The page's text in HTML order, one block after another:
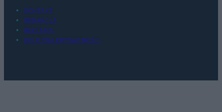
KONTAKT
REDAKCJA
REKLAMA
POLITYKA PRYWATNOŚCI